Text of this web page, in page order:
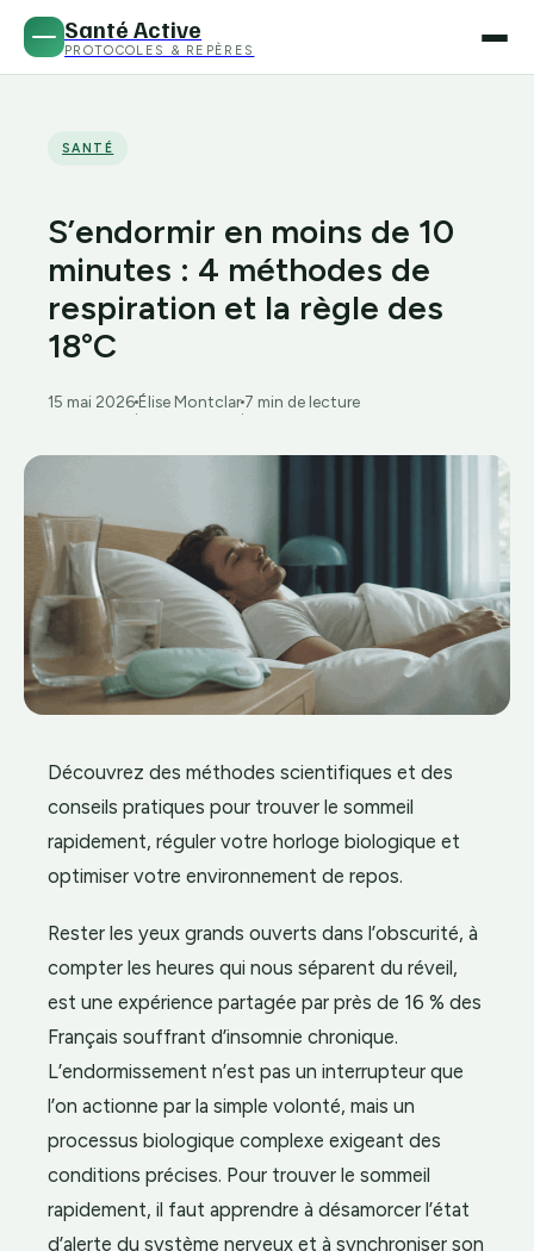
Santé Active
PROTOCOLES & REPÈRES
SANTÉ
S’endormir en moins de 10
minutes : 4 méthodes de
respiration et la règle des
18°C
15 mai 2026
·
Élise Montclar
·
7 min de lecture
Découvrez des méthodes scientifiques et des
conseils pratiques pour trouver le sommeil
rapidement, réguler votre horloge biologique et
optimiser votre environnement de repos.
Rester les yeux grands ouverts dans l’obscurité, à
compter les heures qui nous séparent du réveil,
est une expérience partagée par près de 16 % des
Français souffrant d’insomnie chronique.
L’endormissement n’est pas un interrupteur que
l’on actionne par la simple volonté, mais un
processus biologique complexe exigeant des
conditions précises. Pour trouver le sommeil
rapidement, il faut apprendre à désamorcer l’état
d’alerte du système nerveux et à synchroniser son